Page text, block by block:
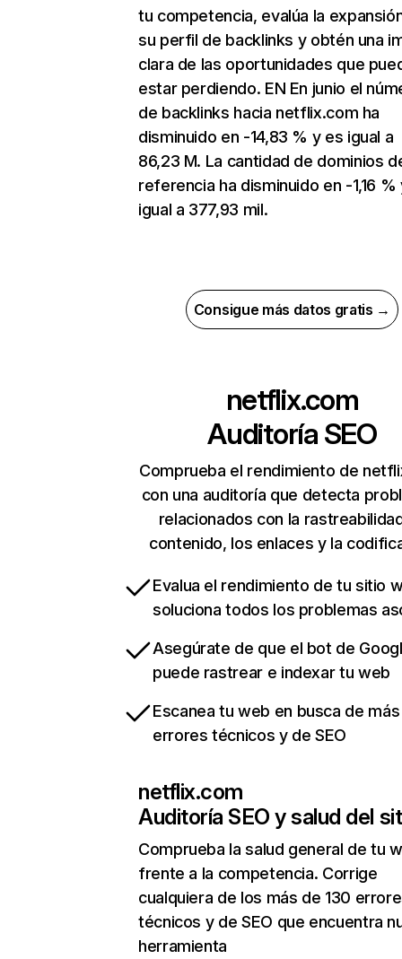
tu competencia, evalúa la
su perfil de backlinks y obtén una
clara de las oportunidades que
estar perdiendo. EN En junio el
de backlinks hacia netflix.com ha
disminuido en -14,83 % y es igual a
86,23 M. La cantidad de dominios
referencia ha disminuido en -1,16 %
igual a 377,93 mil.
Consigue más datos gratis →
netflix.com
Auditoría SEO
Comprueba el rendimiento de
con una auditoría que detecta
relacionados con la
contenido, los enlaces y la
Evalua el rendimiento de tu sitio
soluciona todos los problemas
Asegúrate de que el bot de
puede rastrear e indexar tu web
Escanea tu web en busca de
errores técnicos y de SEO
netflix.com
Auditoría SEO y salud del
Comprueba la salud general de tu
frente a la competencia. Corrige
cualquiera de los más de 130
técnicos y de SEO que encuentra
herramienta